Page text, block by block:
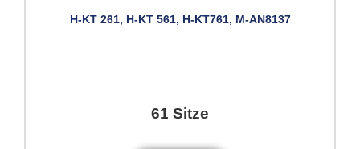
H-KT 261, H-KT 561, H-KT761, M-AN8137
61 Sitze